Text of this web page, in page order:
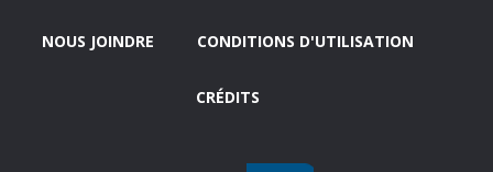
NOUS JOINDRE CONDITIONS D'UTILISATION
CRÉDITS